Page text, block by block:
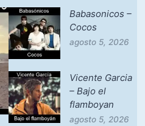
Babasonicos –
Cocos
agosto 5, 2026
Vicente Garcia
– Bajo el
flamboyan
agosto 5, 2026